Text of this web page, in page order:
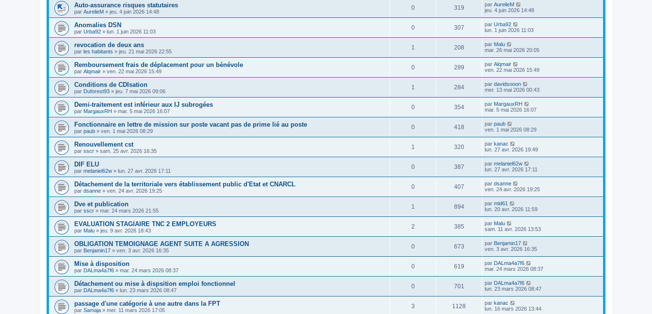
Auto-assurance risques statutaires
par AurelieM » jeu. 4 juin 2026 14:48
0 319 par AurelieM
jeu. 4 juin 2026 14:48
Anomalies DSN
par Urba92 » lun. 1 juin 2026 11:03
0 307 par Urba92
lun. 1 juin 2026 11:03
revocation de deux ans
par les habitants » jeu. 21 mai 2026 22:55
1 208 par Malu
mar. 26 mai 2026 20:05
Remboursement frais de déplacement pour un bénévole
par Alqmair » ven. 22 mai 2026 15:49
0 289 par Alqmair
ven. 22 mai 2026 15:49
Conditions de CDIsation
par Duforest93 » jeu. 7 mai 2026 09:06
1 284 par davidsooon
mer. 13 mai 2026 00:43
Demi-traitement est inférieur aux IJ subrogées
par MargauxRH » mar. 5 mai 2026 16:07
0 354 par MargauxRH
mar. 5 mai 2026 16:07
Fonctionnaire en lettre de mission sur poste vacant pas de prime lié au poste
par paub » ven. 1 mai 2026 08:29
0 418 par paub
ven. 1 mai 2026 08:29
Renouvellement cst
par sscr » sam. 25 avr. 2026 16:35
1 320 par kanac
lun. 27 avr. 2026 19:49
DIF ELU
par melaniel62w » lun. 27 avr. 2026 17:11
0 387 par melaniel62w
lun. 27 avr. 2026 17:11
Détachement de la territoriale vers établissement public d'Etat et CNARCL
par dsanne » ven. 24 avr. 2026 19:25
0 407 par dsanne
ven. 24 avr. 2026 19:25
Dve et publication
par sscr » mar. 24 mars 2026 21:55
1 894 par mld61
lun. 20 avr. 2026 11:59
EVALUATION STAGIAIRE TNC 2 EMPLOYEURS
par Malu » jeu. 9 avr. 2026 18:43
2 385 par Malu
sam. 11 avr. 2026 13:53
OBLIGATION TEMOIGNAGE AGENT SUITE A AGRESSION
par Benjamin17 » ven. 3 avr. 2026 16:35
0 673 par Benjamin17
ven. 3 avr. 2026 16:35
Mise à disposition
par DALma4a7f6 » mar. 24 mars 2026 08:37
0 619 par DALma4a7f6
mar. 24 mars 2026 08:37
Détachement ou mise à dispsition emploi fonctionnel
par DALma4a7f6 » lun. 23 mars 2026 08:47
0 701 par DALma4a7f6
lun. 23 mars 2026 08:47
passage d'une catégorie à une autre dans la FPT
par Samaja » mer. 11 mars 2026 17:05
3 1128 par kanac
lun. 16 mars 2026 13:44